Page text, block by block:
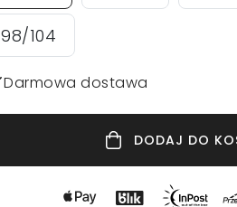
98/104
Darmowa dostawa
DODAJ DO